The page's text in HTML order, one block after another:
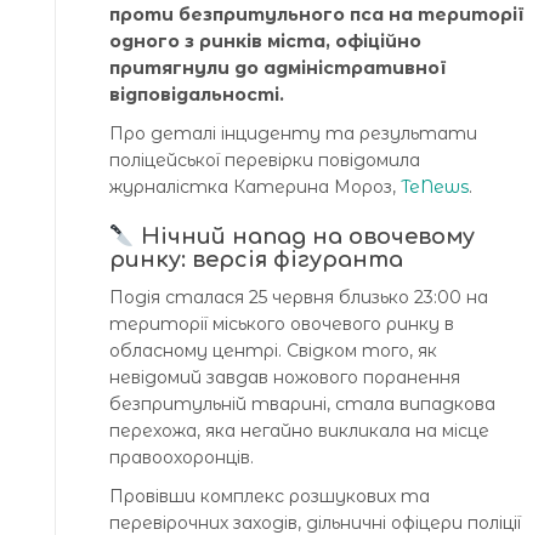
проти безпритульного пса на території
одного з ринків міста, офіційно
притягнули до адміністративної
відповідальності.
Про деталі інциденту та результати
поліцейської перевірки повідомила
журналістка Катерина Мороз, TeNews.
Нічний напад на овочевому
ринку: версія фігуранта
Подія сталася 25 червня близько 23:00 на
території міського овочевого ринку в
обласному центрі. Свідком того, як
невідомий завдав ножового поранення
безпритульній тварині, стала випадкова
перехожа, яка негайно викликала на місце
правоохоронців.
Провівши комплекс розшукових та
перевірочних заходів, дільничні офіцери поліції